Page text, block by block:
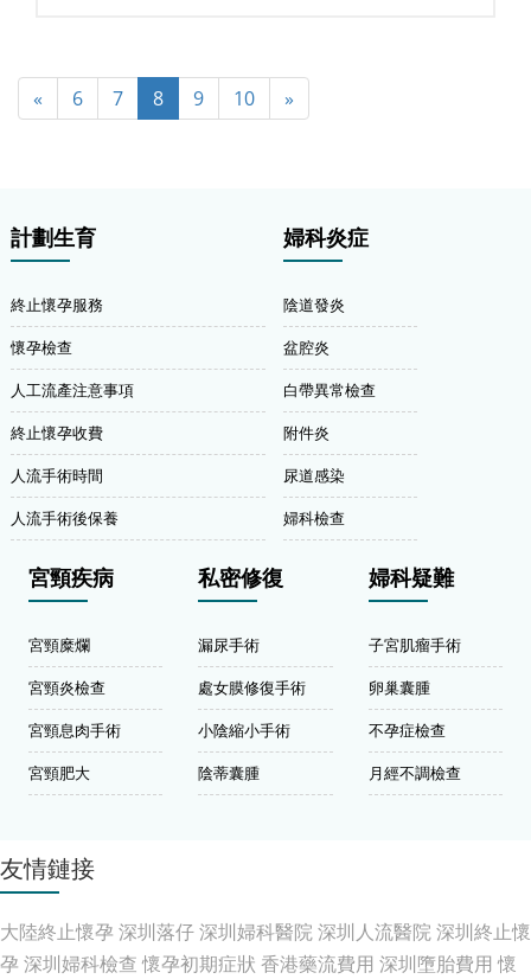
« 6 7 8 9 10 »
計劃生育
終止懷孕服務
懷孕檢查
人工流產注意事項
終止懷孕收費
人流手術時間
人流手術後保養
婦科炎症
陰道發炎
盆腔炎
白帶異常檢查
附件炎
尿道感染
婦科檢查
宮頸疾病
宮頸糜爛
宮頸炎檢查
宮頸息肉手術
宮頸肥大
私密修復
漏尿手術
處女膜修復手術
小陰縮小手術
陰蒂囊腫
婦科疑難
子宮肌瘤手術
卵巢囊腫
不孕症檢查
月經不調檢查
友情鏈接
大陸終止懷孕 深圳落仔深圳婦科醫院深圳人流醫院深圳終止懷
孕 深圳婦科檢查 懷孕初期症狀 香港藥流費用 深圳墮胎費用 懷